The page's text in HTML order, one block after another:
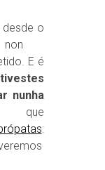
desde o
E é
tivestes
nunha
: